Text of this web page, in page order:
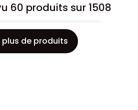
60 produits sur 1508
plus de produits